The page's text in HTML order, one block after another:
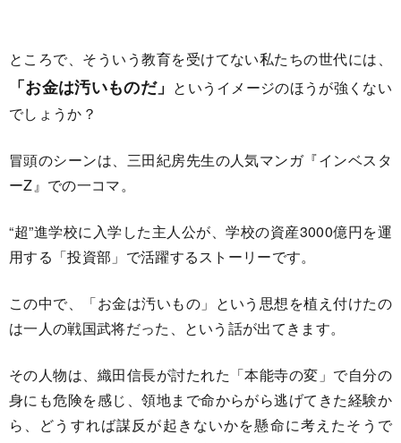
ところで、そういう教育を受けてない私たちの世代には、
「お金は汚いものだ」 というイメージのほうが強くない
でしょうか？
冒頭のシーンは、三田紀房先生の人気マンガ『インベスタ
ーZ』での一コマ。
“超”進学校に入学した主人公が、学校の資産3000億円を運
用する「投資部」で活躍するストーリーです。
この中で、「お金は汚いもの」という思想を植え付けたの
は一人の戦国武将だった、という話が出てきます。
その人物は、織田信長が討たれた「本能寺の変」で自分の
身にも危険を感じ、領地まで命からがら逃げてきた経験か
ら、どうすれば謀反が起きないかを懸命に考えたそうで